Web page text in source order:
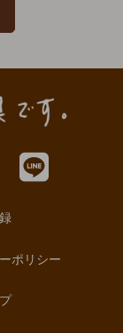
ポリシー